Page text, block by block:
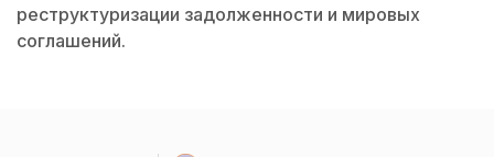
реструктуризации задолженности и мировых
соглашений.